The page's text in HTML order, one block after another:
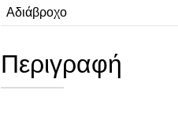
Αδιάβροχο
Περιγραφή